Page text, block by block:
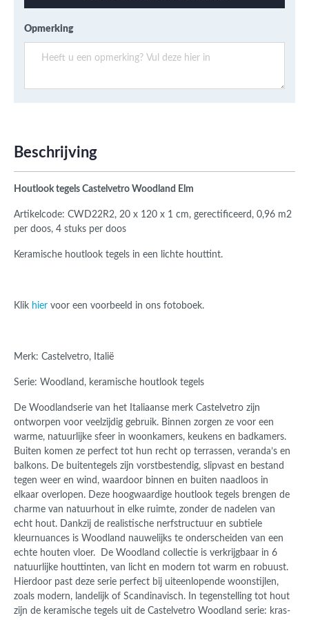
Opmerking
Beschrijving
Houtlook tegels Castelvetro Woodland Elm
Artikelcode: CWD22R2, 20 x 120 x 1 cm, gerectificeerd, 0,96 m2
per doos, 4 stuks per doos
Keramische houtlook tegels in een lichte houttint.
Klik hier voor een voorbeeld in ons fotoboek.
Merk: Castelvetro, Italië
Serie: Woodland, keramische houtlook tegels
De Woodlandserie van het Italiaanse merk Castelvetro zijn
ontworpen voor veelzijdig gebruik. Binnen zorgen ze voor een
warme, natuurlijke sfeer in woonkamers, keukens en badkamers.
Buiten komen ze perfect tot hun recht op terrassen, veranda’s en
balkons. De buitentegels zijn vorstbestendig, slipvast en bestand
tegen weer en wind, waardoor binnen en buiten naadloos in
elkaar overlopen. Deze hoogwaardige houtlook tegels brengen de
charme van natuurhout in elke ruimte, zonder de nadelen van
echt hout. Dankzij de realistische nerfstructuur en subtiele
kleurnuances is Woodland nauwelijks te onderscheiden van een
echte houten vloer. De Woodland collectie is verkrijgbaar in 6
natuurlijke houttinten, van licht en modern tot warm en robuust.
Hierdoor past deze serie perfect bij uiteenlopende woonstijlen,
zoals modern, landelijk of Scandinavisch.
In tegenstelling tot hout
zijn de keramische tegels uit de Castelvetro Woodland serie: kras-